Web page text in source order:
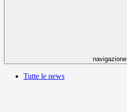
navigazione
Tutte le news